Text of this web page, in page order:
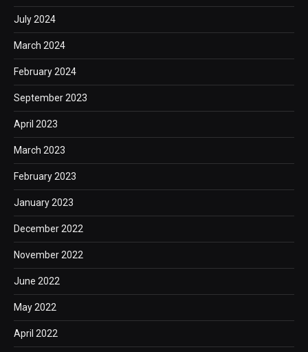
July 2024
March 2024
February 2024
September 2023
April 2023
March 2023
February 2023
January 2023
December 2022
November 2022
June 2022
May 2022
April 2022